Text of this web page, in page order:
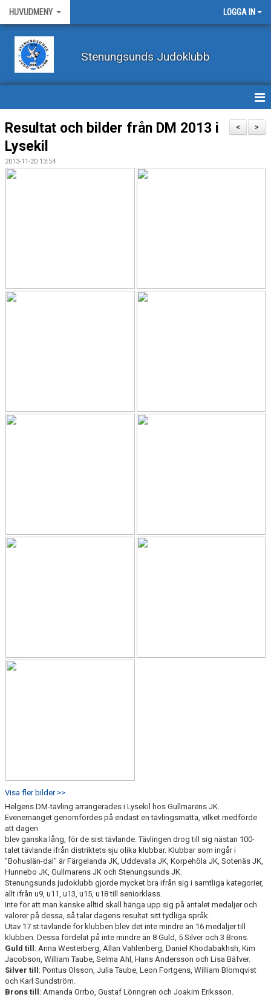
HUVUDMENY LOGGA IN
Stenungsunds Judoklubb
HEM
FÖRBUNDSNYHETER
BILDER
>
<
Resultat och bilder från DM 2013 i
Lysekil
2013-11-20 13:54
Visa fler bilder >>
Helgens DM-tävling arrangerades i Lysekil hos Gullmarens JK.
Evenemanget genomfördes på endast en tävlingsmatta, vilket medförde
att dagen
blev ganska lång, för de sist tävlande. Tävlingen drog till sig nästan 100-
talet tävlande ifrån distriktets sju olika klubbar. Klubbar som ingår i
"Bohuslän-dal" är Färgelanda JK, Uddevalla JK, Korpehöla JK, Sotenäs JK,
Hunnebo JK, Gullmarens JK och Stenungsunds JK.
Stenungsunds judoklubb gjorde mycket bra ifrån sig i samtliga kategorier,
allt ifrån u9, u11, u13, u15, u18 till seniorklass.
Inte för att man kanske alltid skall hänga upp sig på antalet medaljer och
valörer på dessa, så talar dagens resultat sitt tydliga språk.
Utav 17 st tävlande för klubben blev det inte mindre än 16 medaljer till
klubben. Dessa fördelat på inte mindre än 8 Guld, 5 Silver och 3 Brons.
Guld till : Anna Westerberg, Allan Vahlenberg, Daniel Khodabakhsh, Kim
Jacobson, William Taube, Selma Ahl, Hans Andersson och Lisa Bäfver.
Silver till : Pontus Olsson, Julia Taube, Leon Fortgens, William Blomqvist
och Karl Sundström.
Brons till : Amanda Orrbo, Gustaf Lönngren och Joakim Eriksson.